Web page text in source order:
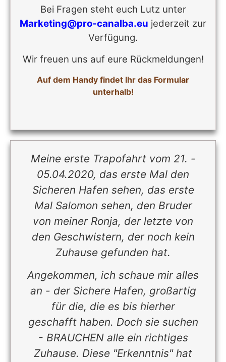
Bei Fragen steht euch Lutz unter
Marketing@pro-canalba.eu jederzeit zur
Verfügung.
Wir freuen uns auf eure Rückmeldungen!
Auf dem Handy findet Ihr das Formular
unterhalb!
Meine erste Trapofahrt vom 21. -
05.04.2020, das erste Mal den
Sicheren Hafen sehen, das erste
Mal Salomon sehen, den Bruder
von meiner Ronja, der letzte von
den Geschwistern, der noch kein
Zuhause gefunden hat.
Angekommen, ich schaue mir alles
an - der Sichere Hafen, großartig
für die, die es bis hierher
geschafft haben. Doch sie suchen
- BRAUCHEN alle ein richtiges
Zuhause. Diese "Erkenntnis" hat